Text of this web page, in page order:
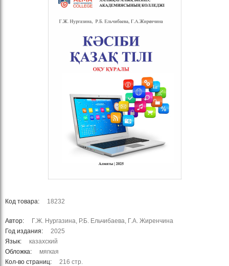
Код товара: 18232
Автор:
Г.Ж. Нургазина, Р.Б. Ельчибаева, Г.А. Жиренчина
Год издания:
2025
Язык:
казахский
Обложка:
мягкая
Кол-во страниц:
216 стр.